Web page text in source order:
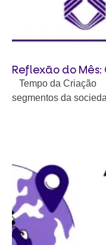
Reflexão do Mês:
Tempo da Criação
segmentos da